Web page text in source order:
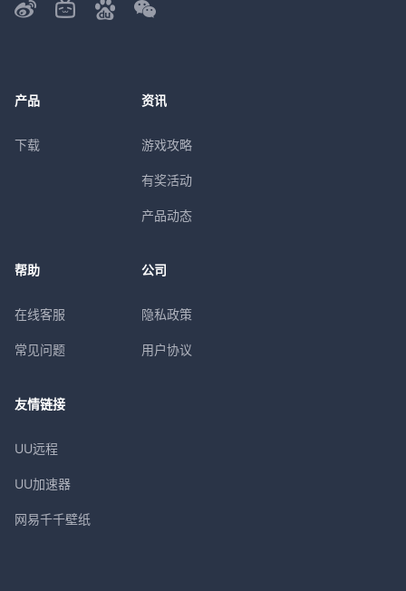
产品
下载
资讯
游戏攻略
有奖活动
产品动态
帮助
在线客服
常见问题
公司
隐私政策
用户协议
友情链接
UU远程
UU加速器
网易千千壁纸